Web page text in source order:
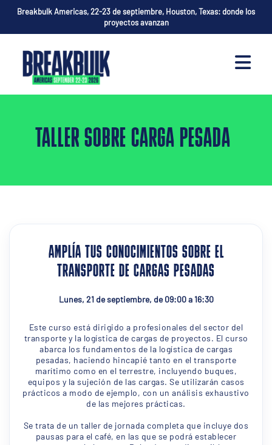
Breakbulk Americas, 22-23 de septiembre, Houston, Texas: donde los
proyectos avanzan
TALLER SOBRE CARGA PESADA
AMPLÍA TUS CONOCIMIENTOS SOBRE EL
TRANSPORTE DE CARGAS PESADAS
Lunes, 21 de septiembre, de 09:00 a 16:30
Este curso está dirigido a profesionales del sector del
transporte y la logística de cargas de proyectos. El curso
abarca los fundamentos de la logística de cargas
pesadas, haciendo hincapié tanto en el transporte
marítimo como en el terrestre, incluyendo buques,
equipos y la sujeción de las cargas. Se utilizarán casos
prácticos a modo de ejemplo, con un análisis exhaustivo
de las mejores prácticas.
Se trata de un taller de jornada completa que incluye dos
pausas para el café, en las que se podrá establecer